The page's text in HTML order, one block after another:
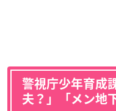
警視庁少年育成
夫？」「メン地